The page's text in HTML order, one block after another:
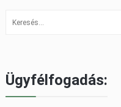
Ügyfélfogadás: